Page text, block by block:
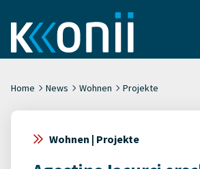
Home News Wohnen Projekte
Wohnen | Projekte